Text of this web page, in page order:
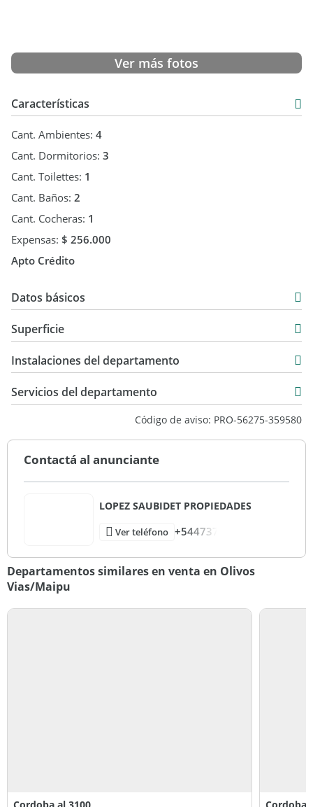
Ver más fotos
Características
Cant. Ambientes: 4
Cant. Dormitorios: 3
Cant. Toilettes: 1
Cant. Baños: 2
Cant. Cocheras: 1
Expensas: $ 256.000
Apto Crédito
Datos básicos
Venta
USD 270.000
Superficie
77 m2
Instalaciones del departamento
Servicios del departamento
Código de aviso: PRO-56275-359580
Contactá al anunciante
LOPEZ SAUBIDET PROPIEDADES
Ver teléfono +544737
Departamentos similares en venta en Olivos
Vias/Maipu